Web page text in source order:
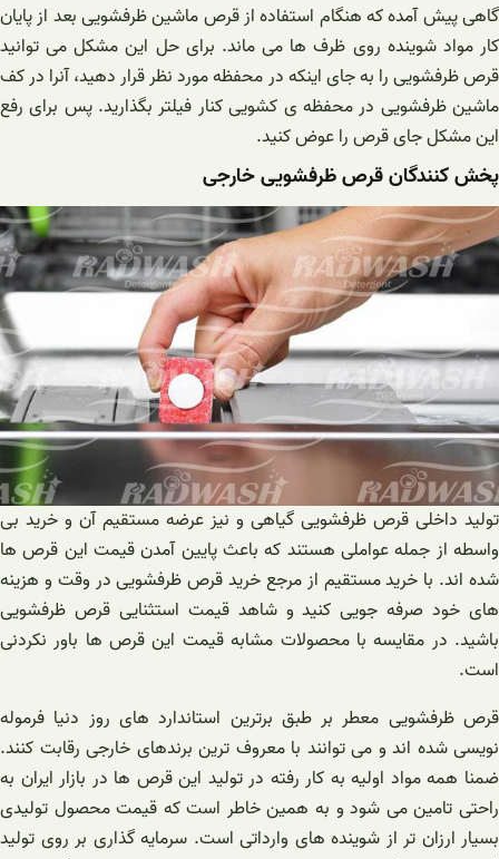
گاهی پیش آمده که هنگام استفاده از قرص ماشین ظرفشویی بعد از پایان
کار مواد شوینده روی ظرف ها می ماند. برای حل این مشکل می توانید
قرص ظرفشویی را به جای اینکه در محفظه مورد نظر قرار دهید، آنرا در کف
ماشین ظرفشویی در محفظه ی کشویی کنار فیلتر بگذارید. پس برای رفع
این مشکل جای قرص را عوض کنید.
پخش کنندگان قرص ظرفشویی خارجی
تولید داخلی قرص ظرفشویی گیاهی و نیز عرضه مستقیم آن و خرید بی
واسطه از جمله عواملی هستند که باعث پایین آمدن قیمت این قرص ها
شده اند. با خرید مستقیم از مرجع خرید قرص ظرفشویی در وقت و هزینه
های خود صرفه جویی کنید و شاهد قیمت استثنایی قرص ظرفشویی
باشید. در مقایسه با محصولات مشابه قیمت این قرص ها باور نکردنی
است.
قرص ظرفشویی معطر بر طبق برترین استاندارد های روز دنیا فرموله
نویسی شده اند و می توانند با معروف ترین برندهای خارجی رقابت کنند.
ضمنا همه مواد اولیه به کار رفته در تولید این قرص ها در بازار ایران به
راحتی تامین می شود و به همین خاطر است که قیمت محصول تولیدی
بسیار ارزان تر از شوینده های وارداتی است. سرمایه گذاری بر روی تولید